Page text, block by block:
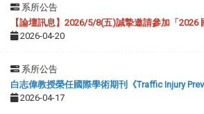
系所公告
【論壇訊息】2026/5/8(五)誠摯邀請參加「2026
2026-04-20
系所公告
白志偉教授榮任國際學術期刊《Traffic Injury
2026-04-17